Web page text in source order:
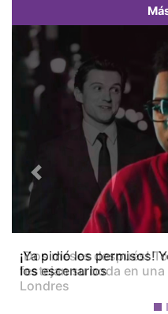
¡Dos meses después!
festejan su boda en
Londres
Previous